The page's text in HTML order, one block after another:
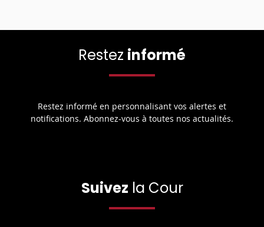
Restez informé
Restez informé en personnalisant vos alertes et
notifications. Abonnez-vous à toutes nos actualités.
Suivez la Cour